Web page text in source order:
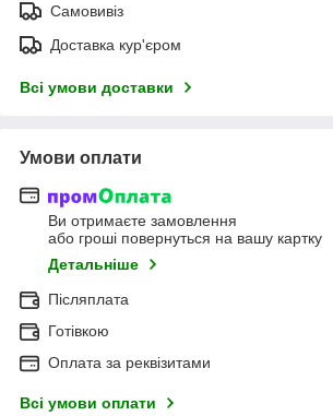
Самовивіз
Доставка кур'єром
Всі умови доставки
Умови оплати
Ви отримаєте замовлення
або гроші повернуться на вашу картку
Детальніше
Післяплата
Готівкою
Оплата за реквізитами
Всі умови оплати